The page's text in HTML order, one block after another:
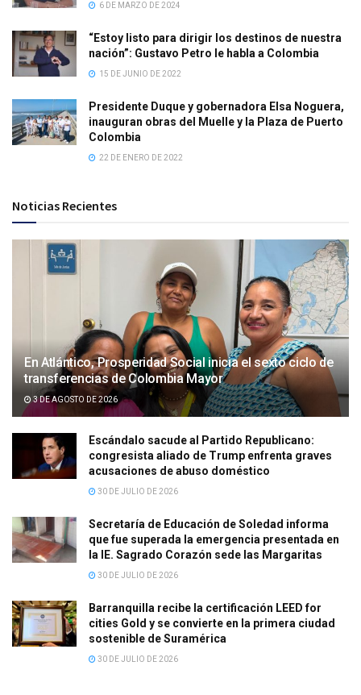
6 DE MARZO DE 2024
“Estoy listo para dirigir los destinos de nuestra
nación”: Gustavo Petro le habla a Colombia
15 DE JUNIO DE 2022
Presidente Duque y gobernadora Elsa Noguera,
inauguran obras del Muelle y la Plaza de Puerto
Colombia
22 DE ENERO DE 2022
Noticias Recientes
En Atlántico, Prosperidad Social inicia el sexto ciclo de
transferencias de Colombia Mayor
3 DE AGOSTO DE 2026
Escándalo sacude al Partido Republicano:
congresista aliado de Trump enfrenta graves
acusaciones de abuso doméstico
30 DE JULIO DE 2026
Secretaría de Educación de Soledad informa
que fue superada la emergencia presentada en
la IE. Sagrado Corazón sede las Margaritas
30 DE JULIO DE 2026
Barranquilla recibe la certificación LEED for
cities Gold y se convierte en la primera ciudad
sostenible de Suramérica
30 DE JULIO DE 2026